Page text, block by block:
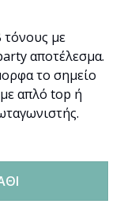
τόνους με
αποτέλεσμα.
το σημείο
απλό top ή